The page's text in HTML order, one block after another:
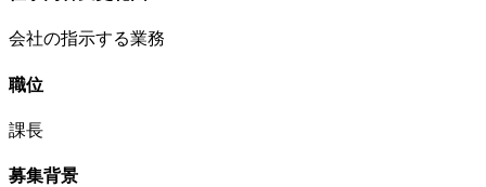
会社の指示する業務
職位
課長
募集背景